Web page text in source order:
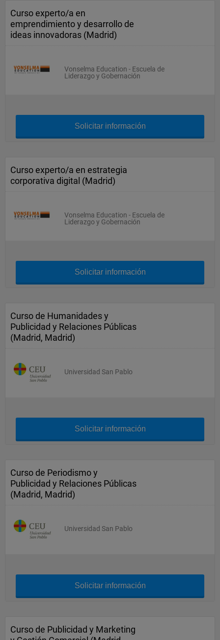
Curso experto/a en
emprendimiento y desarrollo de
ideas innovadoras (Madrid)
Vonselma Education - Escuela de
Liderazgo y Gobernación
Solicitar información
Curso experto/a en estrategia
corporativa digital (Madrid)
Vonselma Education - Escuela de
Liderazgo y Gobernación
Solicitar información
Curso de Humanidades y
Publicidad y Relaciones Públicas
(Madrid, Madrid)
Universidad San Pablo
Solicitar información
Curso de Periodismo y
Publicidad y Relaciones Públicas
(Madrid, Madrid)
Universidad San Pablo
Solicitar información
Curso de Publicidad y Marketing